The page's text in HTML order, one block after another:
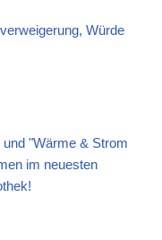
Würde
"Wärme & Strom
im neuesten